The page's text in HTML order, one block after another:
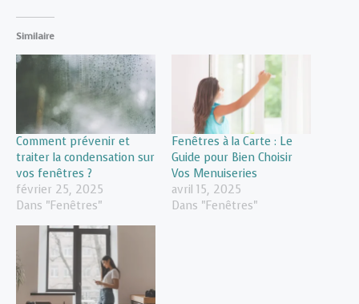
Similaire
Comment prévenir et
traiter la condensation sur
vos fenêtres ?
février 25, 2025
Dans "Fenêtres"
Fenêtres à la Carte : Le
Guide pour Bien Choisir
Vos Menuiseries
avril 15, 2025
Dans "Fenêtres"